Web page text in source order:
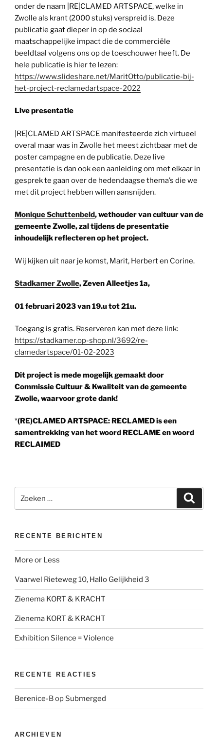
onder de naam |RE|CLAMED ARTSPACE, welke in
Zwolle als krant (2000 stuks) verspreid is. Deze
publicatie gaat dieper in op de sociaal
maatschappelijke impact die de commerciële
beeldtaal volgens ons op de toeschouwer heeft. De
hele publicatie is hier te lezen:
https://www.slideshare.net/MaritOtto/publicatie-bij-
het-project-reclamedartspace-2022
Live presentatie
|RE|CLAMED ARTSPACE manifesteerde zich virtueel
overal maar was in Zwolle het meest zichtbaar met de
poster campagne en de publicatie. Deze live
presentatie is dan ook een aanleiding om met elkaar in
gesprek te gaan over de hedendaagse thema’s die we
met dit project hebben willen aansnijden.
Monique Schuttenbeld, wethouder van cultuur van de
gemeente Zwolle, zal tijdens de presentatie
inhoudelijk reflecteren op het project.
Wij kijken uit naar je komst, Marit, Herbert en Corine.
Stadkamer Zwolle, Zeven Alleetjes 1a,
01 februari 2023 van 19.u tot 21u.
Toegang is gratis. Reserveren kan met deze link:
https://stadkamer.op-shop.nl/3692/re-
clamedartspace/01-02-2023
Dit project is mede mogelijk gemaakt door
Commissie Cultuur & Kwaliteit van degemeente
Zwolle, waarvoor grote dank!
*(RE)CLAMED ARTSPACE: RECLAMED is een
samentrekking van het woord RECLAME en woord
RECLAIMED
naar:
RECENTE BERICHTEN
More or Less
Vaarwel Rieteweg 10, Hallo Gelijkheid 3
Zienema KORT & KRACHT
Zienema KORT & KRACHT
Exhibition Silence = Violence
RECENTE REACTIES
Berenice-Bop Submerged
ARCHIEVEN